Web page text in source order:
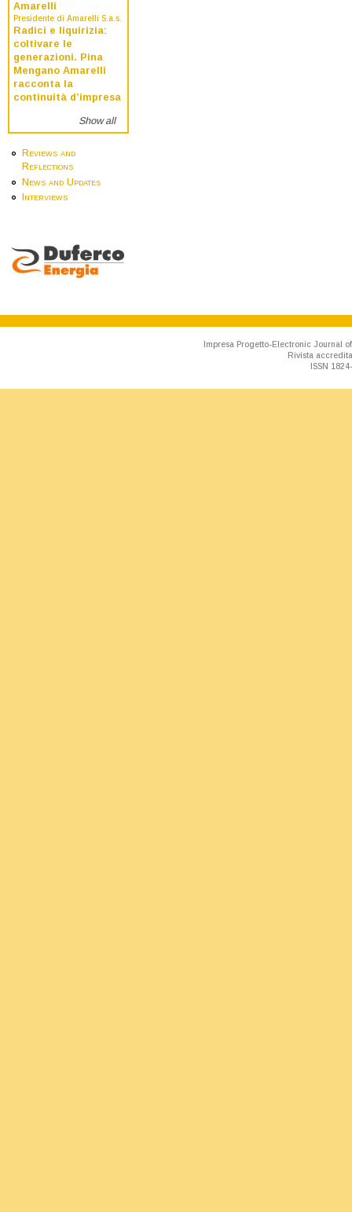
Amarelli
Presidente di Amarelli S.a.s.
Radici e liquirizia:
coltivare le
generazioni. Pina
Mengano Amarelli
racconta la
continuità d’impresa
Show all
Reviews and
Reflections
News and Updates
Interviews
Impresa Progetto-Electronic Journal
Rivista
ISSN